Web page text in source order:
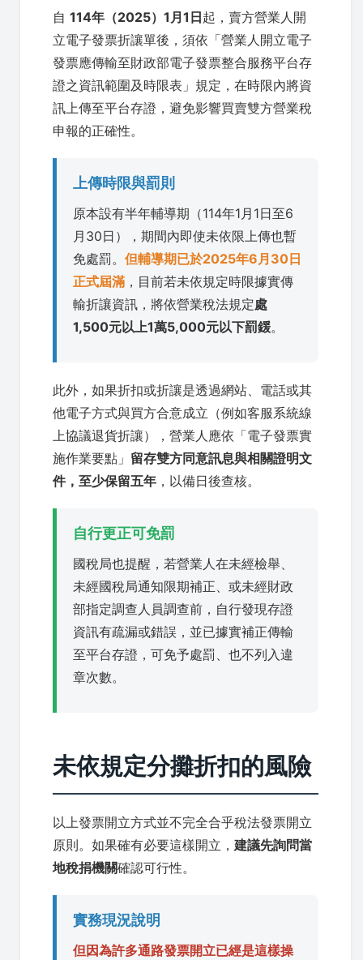
自 114年（2025）1月1日起，賣方營業人開
立電子發票折讓單後，須依「營業人開立電子
發票應傳輸至財政部電子發票整合服務平台存
證之資訊範圍及時限表」規定，在時限內將資
訊上傳至平台存證，避免影響買賣雙方營業稅
申報的正確性。
上傳時限與罰則
原本設有半年輔導期（114年1月1日至6
月30日），期間內即使未依限上傳也暫
免處罰。 但輔導期已於2025年6月30日
正式屆滿 ，目前若未依規定時限據實傳
輸折讓資訊，將依營業稅法規定處
1,500元以上1萬5,000元以下罰鍰。
此外，如果折扣或折讓是透過網站、電話或其
他電子方式與買方合意成立（例如客服系統線
上協議退貨折讓），營業人應依「電子發票實
施作業要點」 留存雙方同意訊息與相關證明文
件，至少保留五年 ，以備日後查核。
自行更正可免罰
國稅局也提醒，若營業人在未經檢舉、
未經國稅局通知限期補正、或未經財政
部指定調查人員調查前，自行發現存證
資訊有疏漏或錯誤，並已據實補正傳輸
至平台存證，可免予處罰、也不列入違
章次數。
未依規定分攤折扣的風險
以上發票開立方式並不完全合乎稅法發票開立
原則。如果確有必要這樣開立， 建議先詢問當
地稅捐機關確認可行性。
實務現況說明
但因為許多通路發票開立已經是這樣操